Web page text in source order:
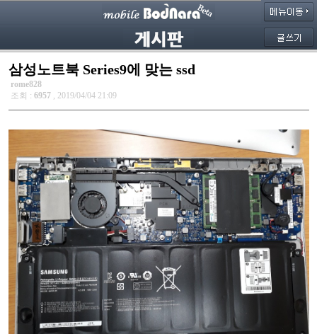
삼성노트북 Series9에 맞는 ssd
rome828
조회 : 6957 , 2019/04/04 21:09